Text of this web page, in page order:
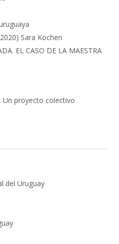
Sara Kochen
EL CASO DE LA MAESTRA
Un proyecto colectivo
del Uruguay